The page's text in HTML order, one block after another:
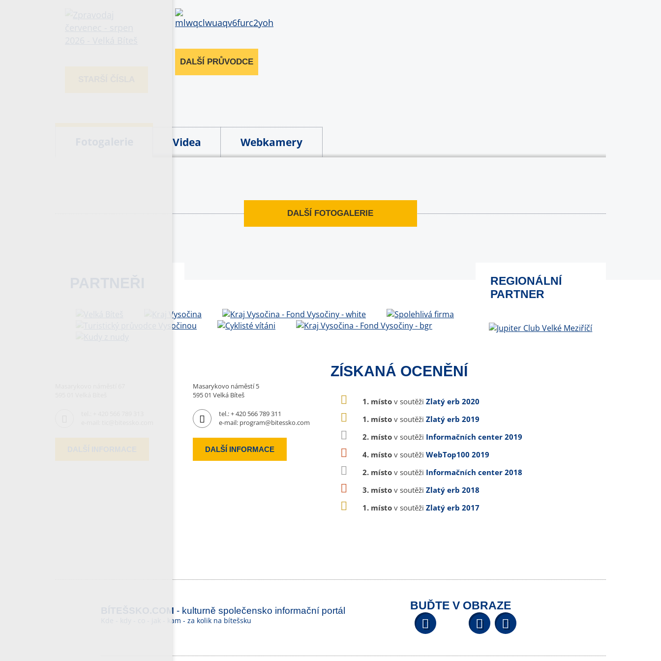
DALŠÍ PRŮVODCE
Videa Webkamery
DALŠÍ FOTOGALERIE
REGIONÁLNÍ
PARTNER
Masarykovo náměstí 5
595 01 Velká Bíteš
tel.:+ 420 566 789 311
e-mail: program@bitessko.com
DALŠÍ INFORMACE
ZÍSKANÁ OCENĚNÍ
1. místo v soutěži Zlatý erb 2020
1. místo v soutěži Zlatý erb 2019
2. místo v soutěži Informačních center 2019
4. místo v soutěži WebTop100 2019
2. místo v soutěži Informačních center 2018
3. místo v soutěži Zlatý erb 2018
1. místo v soutěži Zlatý erb 2017
BÍTEŠSKO.COM - kulturně společensko informační portál
Kde - kdy - co - jak - kam - za kolik na bítešsku
BUĎTE V OBRAZE
Facebook YouTube